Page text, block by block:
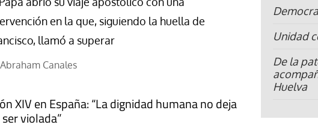
en la que, siguiendo la huella de
llamó a superar
Abraham Canales
XIV en España: “La dignidad humana no deja
violada”
Unidad
De la
Huelva